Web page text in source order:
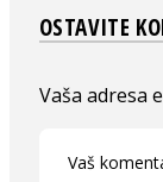
OSTAVITE
Vaša adresa